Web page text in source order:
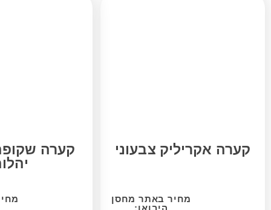
צבעוני
קערה שקופה אקרילי